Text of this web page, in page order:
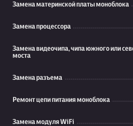
Замена материнской платы моноблока
Замена процессора
Замена видеочипа, чипа южного или
моста
Замена разъема
Ремонт цепи питания моноблока
Замена модуля WiFi